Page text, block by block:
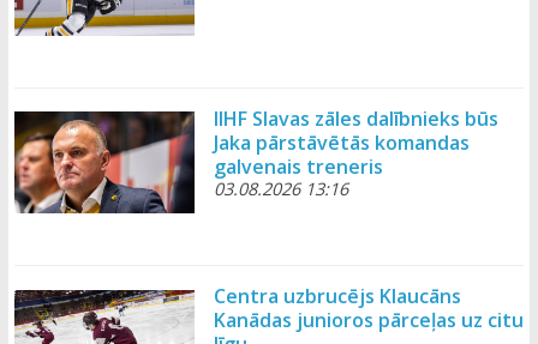
IIHF Slavas zāles dalībnieks būs
Jaka pārstāvētās komandas
galvenais treneris
03.08.2026 13:16
Centra uzbrucējs Klaucāns
Kanādas junioros pārceļas uz citu